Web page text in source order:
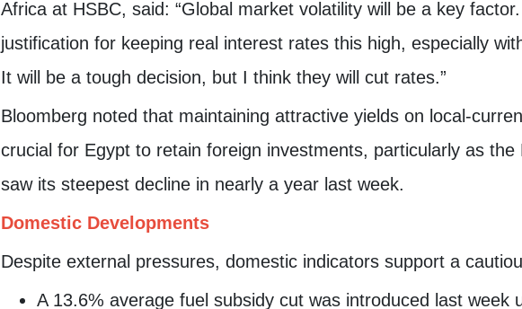
Africa at HSBC, said: “Global market volatility will be a key
justification for keeping real interest rates this high, especially
It will be a tough decision, but I think they will cut rates.”
Bloomberg noted that maintaining attractive yields on local-
crucial for Egypt to retain foreign investments, particularly as the
saw its steepest decline in nearly a year last week.
Domestic Developments
Despite external pressures, domestic indicators support a
A 13.6% average fuel subsidy cut was introduced last week